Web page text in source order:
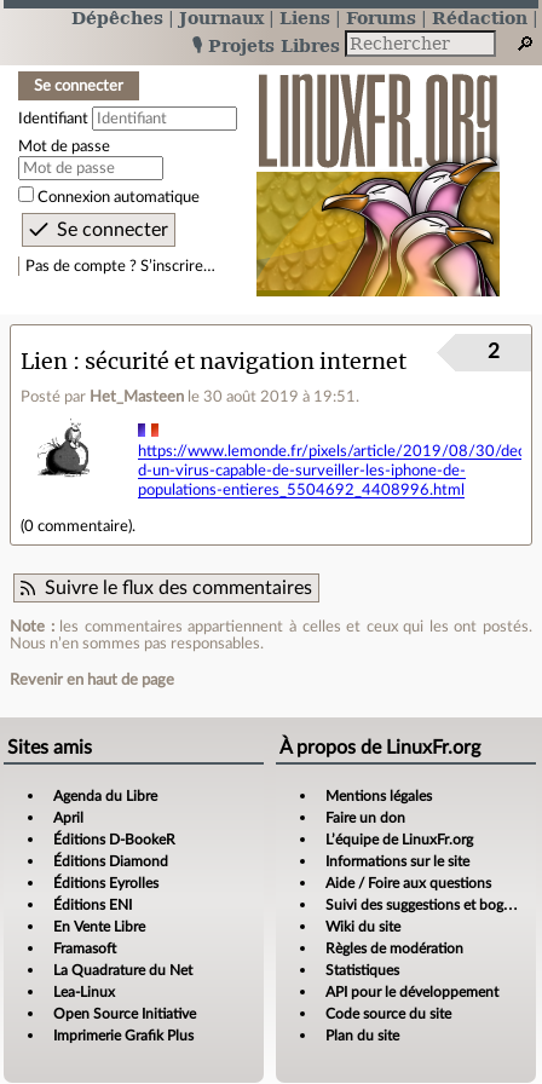
Dépêches Journaux Liens Forums
Rédaction
🎙️ Projets Libres
Se connecter
Identifiant
Mot de passe
Connexion automatique
Pas de compte ? S’inscrire…
Lien sécurité et navigation internet
Posté par Het_Masteen le 30 août 2019 à 19:51 .
2
https://www.lemonde.fr/pixels/article/2019/08/30/
d-un-virus-capable-de-surveiller-les-iphone-de-
populations-entieres_5504692_4408996.html
(0 commentaire).
Suivre le flux des commentaires
Note :les commentaires appartiennent à celles et ceux qui les ont postés.
Nous n’en sommes pas responsables.
Revenir en haut de page
Sites amis
Agenda du Libre
April
Éditions D-BookeR
Éditions Diamond
Éditions Eyrolles
Éditions ENI
En Vente Libre
Framasoft
La Quadrature du Net
Lea-Linux
Open Source Initiative
Imprimerie Grafik Plus
À propos de LinuxFr.org
Mentions légales
Faire un don
L’équipe de LinuxFr.org
Informations sur le site
Aide / Foire aux questions
Suivi des suggestions et bogues
Wiki du site
Règles de modération
Statistiques
API pour le développement
Code source du site
Plan du site